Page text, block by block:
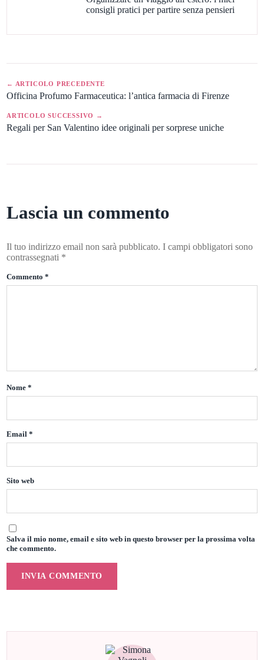
consigli pratici per partire senza pensieri
← ARTICOLO PRECEDENTE
Officina Profumo Farmaceutica: l’antica farmacia di Firenze
ARTICOLO SUCCESSIVO →
Regali per San Valentino idee originali per sorprese uniche
Lascia un commento
Il tuo indirizzo email non sarà pubblicato. I campi obbligatori sono
contrassegnati *
Commento *
Nome *
Email *
Sito web
Salva il mio nome, email e sito web in questo browser per la prossima volta
che commento.